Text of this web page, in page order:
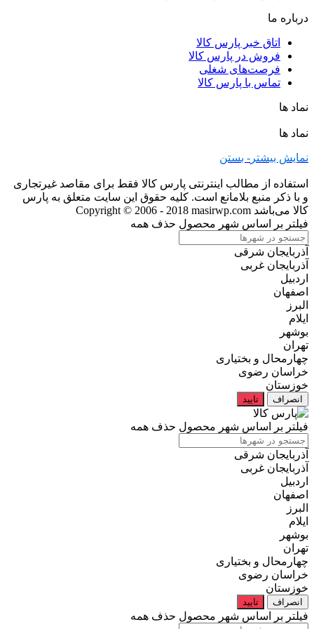
درباره ما
اتاق خبر پارس کالا
فروش در پارس کالا
فرصت‌های شغلی
تماس با پارس کالا
نماد ها
نماد ها
نمایش بیشتر - بستن
استفاده از مطالب اینترنتی پارس کالا فقط برای مقاصد غیرتجاری
و با ذکر منبع بلامانع است. کلیه حقوق این سایت متعلق به پارس
کالا می‌باشد Copyright © 2006 - 2018 masirwp.com
فیلتر بر اساس شهر محصول حذف همه
آذربایجان شرقی
آذربایجان غربی
اردبیل
اصفهان
البرز
ایلام
بوشهر
تهران
چهارمحال و بختیاری
خراسان رضوی
خوزستان
انصراف تایید
فیلتر بر اساس شهر محصول حذف همه
آذربایجان شرقی
آذربایجان غربی
اردبیل
اصفهان
البرز
ایلام
بوشهر
تهران
چهارمحال و بختیاری
خراسان رضوی
خوزستان
انصراف تایید
فیلتر بر اساس شهر محصول حذف همه